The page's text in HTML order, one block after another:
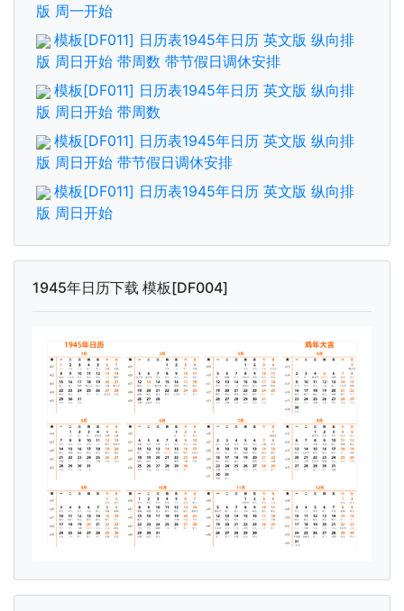
版 周一开始
模板[DF011] 日历表1945年日历 英文版 纵向排
版 周日开始 带周数 带节假日调休安排
模板[DF011] 日历表1945年日历 英文版 纵向排
版 周日开始 带周数
模板[DF011] 日历表1945年日历 英文版 纵向排
版 周日开始 带节假日调休安排
模板[DF011] 日历表1945年日历 英文版 纵向排
版 周日开始
1945年日历下载 模板[DF004]